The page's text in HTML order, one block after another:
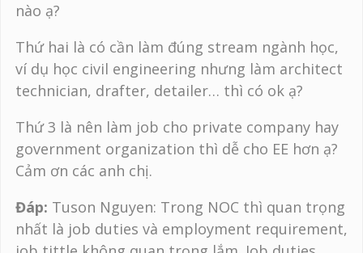
nào ạ?
Thứ hai là có cần làm đúng stream ngành học,
ví dụ học civil engineering nhưng làm architect
technician, drafter, detailer… thì có ok ạ?
Thứ 3 là nên làm job cho private company hay
government organization thì dễ cho EE hơn ạ?
Cảm ơn các anh chị.
Đáp: Tuson Nguyen: Trong NOC thì quan trọng
nhất là job duties và employment requirement,